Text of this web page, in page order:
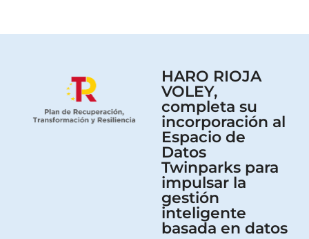
HARO RIOJA
VOLEY,
completa su
incorporación al
Espacio de
Datos
Twinparks para
impulsar la
gestión
inteligente
basada en datos